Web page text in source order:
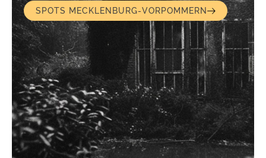
SPOTS MECKLENBURG-VORPOMMERN